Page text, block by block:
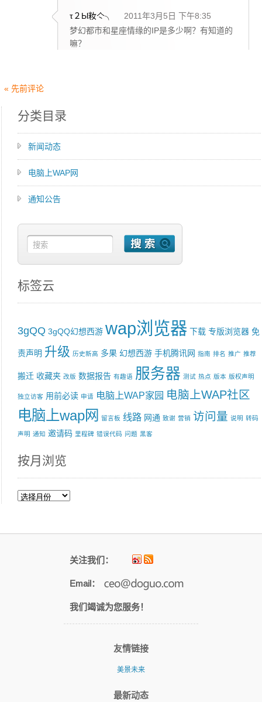
τ２Ы籹亽╮
2011年3月5日 下午8:35
梦幻都市和星座情缘的IP是多少啊？有知道的
嘛？
« 先前评论
分类目录
新闻动态
电脑上WAP网
通知公告
标签云
3gQQ 3gQQ幻想西游 wap浏览器 下载 专版浏览器 免
责声明 升级 历史新高 多果 幻想西游 手机腾讯网 指南 排名 推广 推荐
搬迁 收藏夹 改版 数据报告 有趣语 服务器 测试 热点 版本 版权声明
独立访客 用前必读 申请 电脑上WAP家园 电脑上WAP社区
电脑上wap网 留言板 线路 网通 致谢 营销 访问量 说明 转码
声明 通知 邀请码 里程碑 错误代码 问题 黑客
按月浏览
按
览
关注我们：
Email：
我们竭诚为您服务！
友情链接
美景未来
最新动态